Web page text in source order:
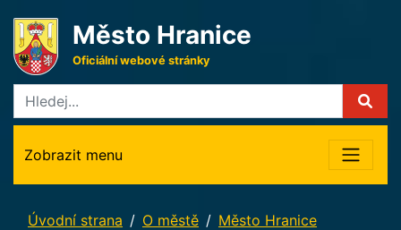
Město Hranice
Oficiální webové stránky
Zobrazit menu
Úvodní strana O městě
Město Hranice